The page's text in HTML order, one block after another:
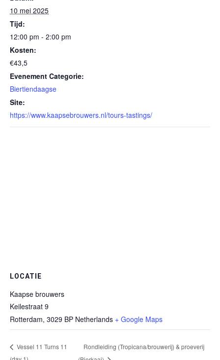
10 mei 2025
Tijd:
12:00 pm - 2:00 pm
Kosten:
€43,5
Evenement Categorie:
Biertiendaagse
Site:
https://www.kaapsebrouwers.nl/tours-tastings/
LOCATIE
Kaapse brouwers
Keilestraat 9
Rotterdam, 3029 BP Netherlands + Google Maps
Vessel 11 Turns 11
Rondleiding (Tropicana/brouwerij) & proeverij